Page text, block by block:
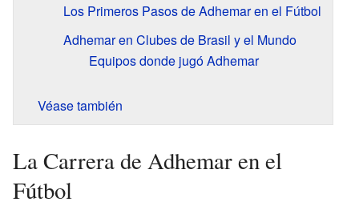
Los Primeros Pasos de Adhemar en el Fútbol
Adhemar en Clubes de Brasil y el Mundo
Equipos donde jugó Adhemar
Véase también
La Carrera de Adhemar en el
Fútbol